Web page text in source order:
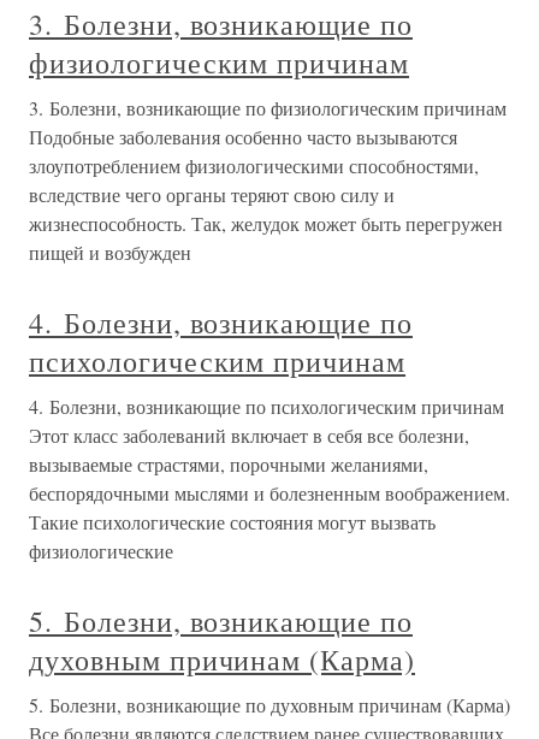
3. Болезни, возникающие по
физиологическим причинам
3. Болезни, возникающие по физиологическим причинам
Подобные заболевания особенно часто вызываются
злоупотреблением физиологическими способностями,
вследствие чего органы теряют свою силу и
жизнеспособность. Так, желудок может быть перегружен
пищей и возбужден
4. Болезни, возникающие по
психологическим причинам
4. Болезни, возникающие по психологическим причинам
Этот класс заболеваний включает в себя все болезни,
вызываемые страстями, порочными желаниями,
беспорядочными мыслями и болезненным воображением.
Такие психологические состояния могут вызвать
физиологические
5. Болезни, возникающие по
духовным причинам (Карма)
5. Болезни, возникающие по духовным причинам (Карма)
Все болезни являются следствием ранее существовавших